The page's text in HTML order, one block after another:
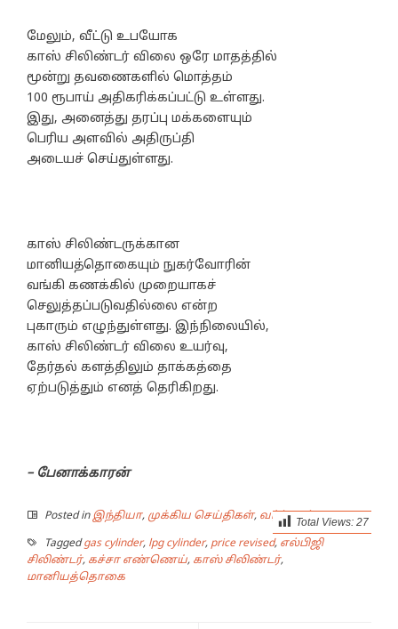
மேலும், வீட்டு உபயோக
காஸ் சிலிண்டர் விலை ஒரே மாதத்தில்
மூன்று தவணைகளில் மொத்தம்
100 ரூபாய் அதிகரிக்கப்பட்டு உள்ளது.
இது, அனைத்து தரப்பு மக்களையும்
பெரிய அளவில் அதிருப்தி
அடையச் செய்துள்ளது.
காஸ் சிலிண்டருக்கான
மானியத்தொகையும் நுகர்வோரின்
வங்கி கணக்கில் முறையாகச்
செலுத்தப்படுவதில்லை என்ற
புகாரும் எழுந்துள்ளது. இந்நிலையில்,
காஸ் சிலிண்டர் விலை உயர்வு,
தேர்தல் களத்திலும் தாக்கத்தை
ஏற்படுத்தும் எனத் தெரிகிறது.
– பேனாக்காரன்
Total Views: 27
Posted inஇந்தியா, முக்கிய செய்திகள், வர்த்தகம்
Taggedgas cylinder, lpg cylinder, price revised, எல்பிஜி
சிலிண்டர், கச்சா எண்ணெய், காஸ் சிலிண்டர்,
மானியத்தொகை